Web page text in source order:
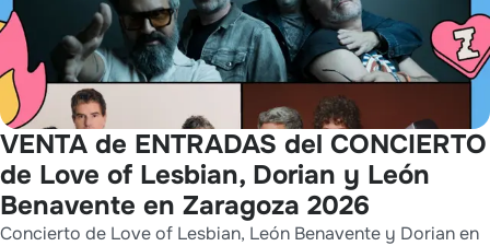
VENTA de ENTRADAS del CONCIERTO
de Love of Lesbian, Dorian y León
Benavente en Zaragoza 2026
Concierto de Love of Lesbian, León Benavente y Dorian en